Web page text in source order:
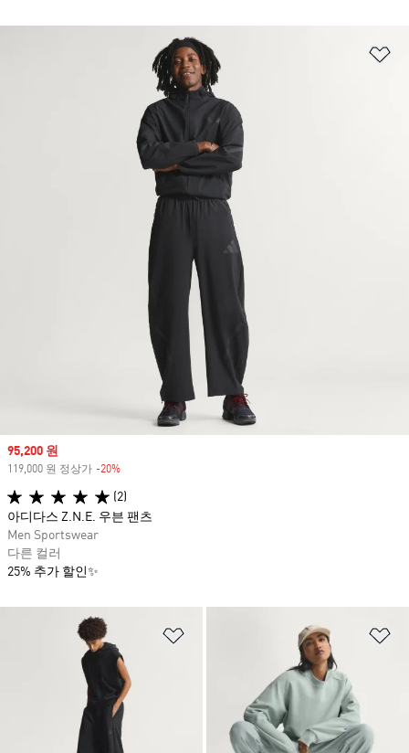
Sale price
95,200 원
119,000 원 정상가 -20%
(2)
아디다스 Z.N.E. 우븐 팬츠
Men Sportswear
다른 컬러
25% 추가 할인✨